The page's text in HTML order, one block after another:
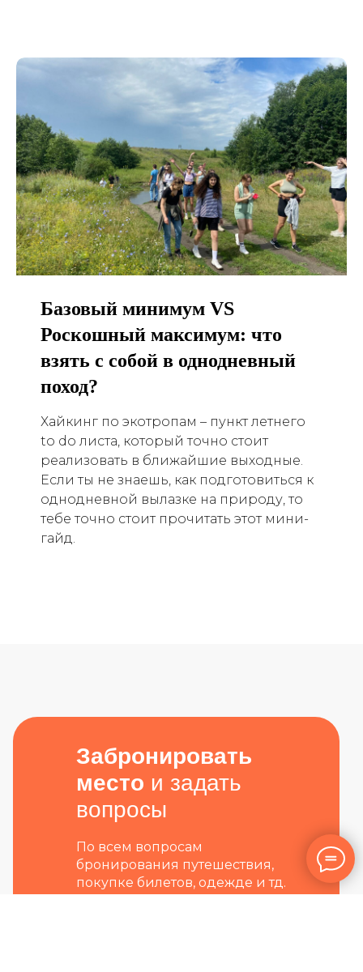
Базовый минимум VS
Роскошный максимум: что
взять с собой в однодневный
поход?
Хайкинг по экотропам – пункт летнего
to do листа, который точно стоит
реализовать в ближайшие выходные.
Если ты не знаешь, как подготовиться к
однодневной вылазке на природу, то
тебе точно стоит прочитать этот мини-
гайд.
Забронировать
место и задать
вопросы
По всем вопросам
бронирования путешествия,
покупке билетов, одежде и тд.